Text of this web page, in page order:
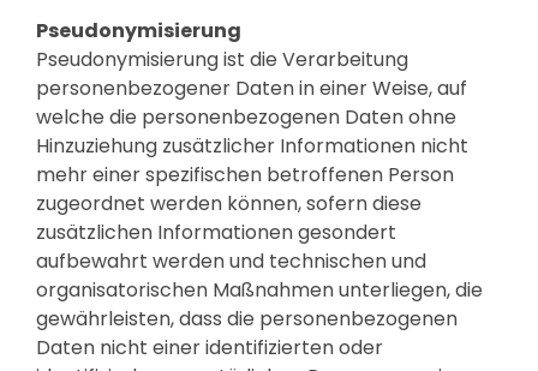
Pseudonymisierung
Pseudonymisierung ist die Verarbeitung
personenbezogener Daten in einer Weise, auf
welche die personenbezogenen Daten ohne
Hinzuziehung zusätzlicher Informationen nicht
mehr einer spezifischen betroffenen Person
zugeordnet werden können, sofern diese
zusätzlichen Informationen gesondert
aufbewahrt werden und technischen und
organisatorischen Maßnahmen unterliegen, die
gewährleisten, dass die personenbezogenen
Daten nicht einer identifizierten oder